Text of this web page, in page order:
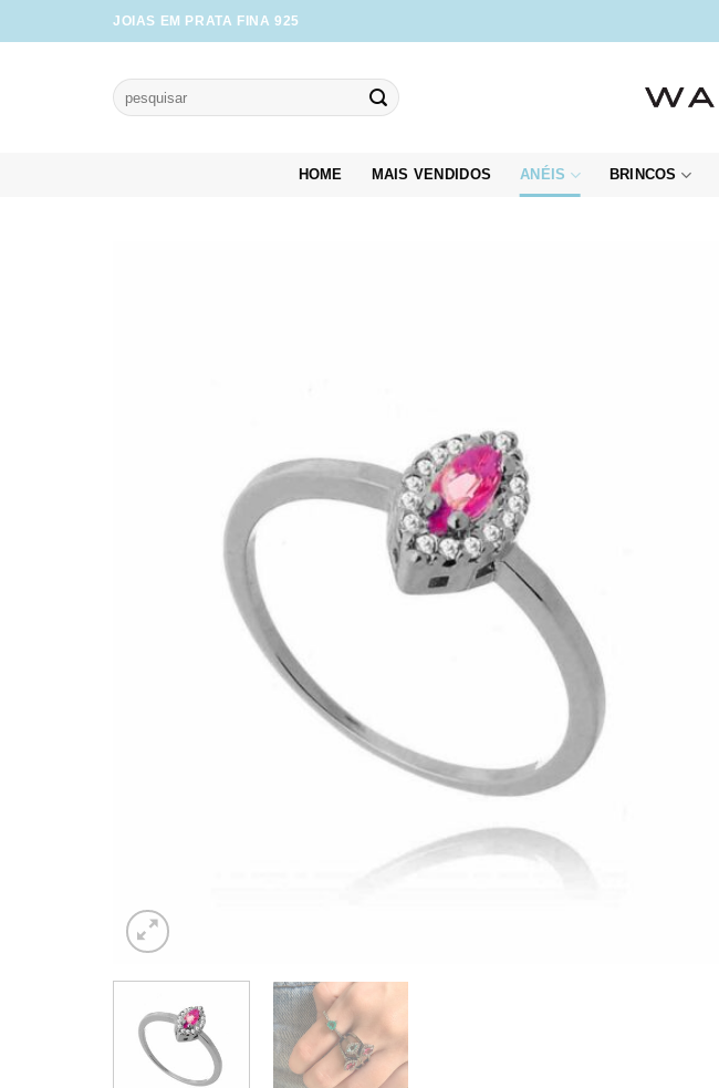
to
JOIAS EM PRATA FINA 925
Pesquisar
por:
HOME MAIS VENDIDOS ANÉIS BRINCOS